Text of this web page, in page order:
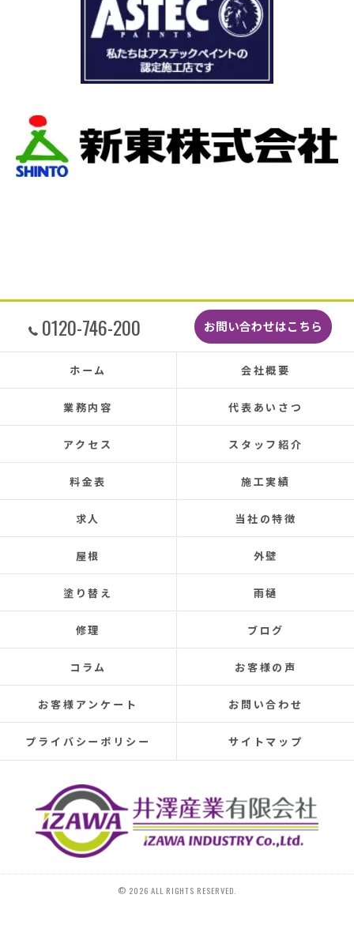
瓦の劣化がだいぶ進んでいて所々でヒビや1箇所
穴が空いているのもわりました。
本当は屋根全部を変えたいところでしたが、こ
の先10数年で住み替え予定なので瓦の差し替え
をお願いしました。
作業です。
当初夕方４時頃終了予定が、家にあった予備の
瓦まで使って瓦を差し替えてもらったので薄暗
くなるまで頑張っていただき頭の下がる思いで
しっかり直していただいたのでその後雨漏りも
もちろんなく、先日はかなりのドシャ降りでし
たがポツポツ音も一切ありませんでした。
本当に井澤さんにお願いしてよかったです、ま
た皆さまとても感じの良い方ばかりで安心して
お任せできました。
あと口コミを書いてくださった皆さまのおかげ
で井澤産業さんを知ることができました。
この場をお借りして感謝いたします。
この度は本当にありがとうございました。
今後ともよろしくお願いします！ (Translated by
Google) My 50-year-old house has been plagued by roof
leaks for about 20 years.
Three times so far, the ceiling has leaked, and although
the leaks were repaired each time, the problem was
never completely fixed.
Even after repairs, the dripping sound would reappear
elsewhere, making rainy days incredibly depressing.
This time, I was determined to have the cause identified
and repaired, so I searched online reviews daily and
finally found Izawa Sangyo.
From the initial estimate, it was completely different
They conducted a thorough leak investigation
and inspecting the attic from the second-floor closet,
and were able to pinpoint the leak location.
They discovered that the roof tiles were significantly
deteriorated, with cracks in several places and even a
hole in one spot.
since I plan to move in the next 10-15 years, I requested
0120-746-200 お問い合わせはこちら
ホーム 会社概要
業務内容 代表あいさつ
アクセス スタッフ紹介
料金表 施工実績
求人 当社の特徴
屋根 外壁
塗り替え 雨樋
修理 ブログ
コラム お客様の声
お客様アンケート お問い合わせ
プライバシーポリシー サイトマップ
© 2026 ALL RIGHTS RESERVED.